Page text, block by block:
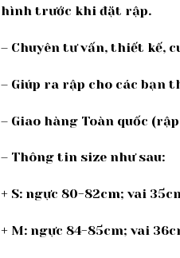
hình trước khi đặt rập.
– Chuyên tư vấn, thiết kế,
– Giúp ra rập cho các bạn
– Giao hàng Toàn quốc
– Thông tin size như sau:
+ S: ngực 80-82cm; vai
+ M: ngực 84-85cm; vai